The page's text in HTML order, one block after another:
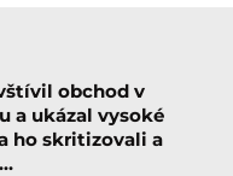
obchod v
a ukázal vysoké
ho skritizovali a